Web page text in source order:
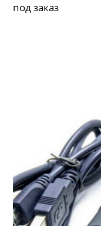
под заказ